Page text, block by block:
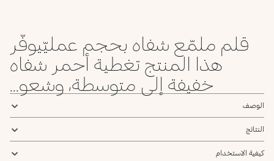
قلم ملمّع شفاه بحجم عمليّيوفّر
هذا المنتج تغطية أحمر شفاه
خفيفة إلى متوسطة، وشعو...
الوصف
النتائج
كيفية الاستخدام